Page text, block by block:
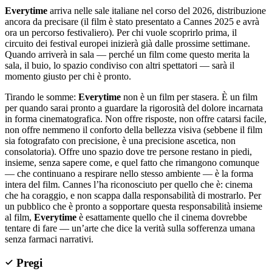
Everytime arriva nelle sale italiane nel corso del 2026, distribuzione
ancora da precisare (il film è stato presentato a Cannes 2025 e avrà
ora un percorso festivaliero). Per chi vuole scoprirlo prima, il
circuito dei festival europei inizierà già dalle prossime settimane.
Quando arriverà in sala — perché un film come questo merita la
sala, il buio, lo spazio condiviso con altri spettatori — sarà il
momento giusto per chi è pronto.
Tirando le somme: Everytime non è un film per stasera. È un film
per quando sarai pronto a guardare la rigorosità del dolore incarnata
in forma cinematografica. Non offre risposte, non offre catarsi facile,
non offre nemmeno il conforto della bellezza visiva (sebbene il film
sia fotografato con precisione, è una precisione ascetica, non
consolatoria). Offre uno spazio dove tre persone restano in piedi,
insieme, senza sapere come, e quel fatto che rimangono comunque
— che continuano a respirare nello stesso ambiente — è la forma
intera del film. Cannes l’ha riconosciuto per quello che è: cinema
che ha coraggio, e non scappa dalla responsabilità di mostrarlo. Per
un pubblico che è pronto a sopportare questa responsabilità insieme
al film, Everytime è esattamente quello che il cinema dovrebbe
tentare di fare — un’arte che dice la verità sulla sofferenza umana
senza farmaci narrativi.
Pregi